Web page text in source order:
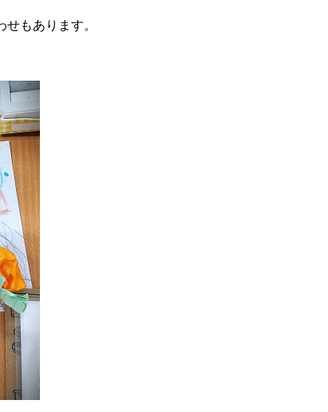
もあります。